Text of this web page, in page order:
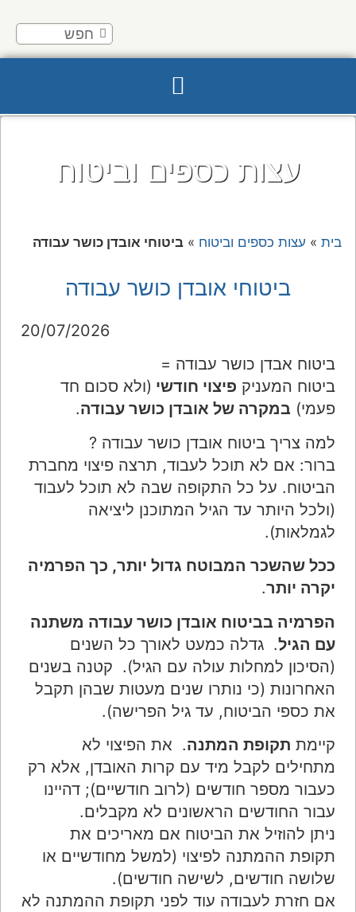
עצות כספים וביטוח
בית » עצות כספים וביטוח » ביטוחי אובדן כושר עבודה
ביטוחי אובדן כושר עבודה
20/07/2026
ביטוח אבדן כושר עבודה =
ביטוח המעניק פיצוי חודשי (ולא סכום חד
פעמי) במקרה של אובדן כושר עבודה.
למה צריך ביטוח אובדן כושר עבודה ?
ברור: אם לא תוכל לעבוד, תרצה פיצוי מחברת
הביטוח. על כל התקופה שבה לא תוכל לעבוד
(ולכל היותר עד הגיל המתוכנן ליציאה
לגמלאות).
ככל שהשכר המבוטח גדול יותר, כך הפרמיה
יקרה יותר.
הפרמיה בביטוח אובדן כושר עבודה משתנה
עם הגיל. גדלה כמעט לאורך כל השנים
(הסיכון למחלות עולה עם הגיל). קטנה בשנים
האחרונות (כי נותרו שנים מעטות שבהן תקבל
את כספי הביטוח, עד גיל הפרישה).
קיימת תקופת המתנה. את הפיצוי לא
מתחילים לקבל מיד עם קרות האובדן, אלא רק
כעבור מספר חודשים (לרוב חודשיים); דהיינו
עבור החודשים הראשונים לא מקבלים.
ניתן להוזיל את הביטוח אם מאריכים את
תקופת ההמתנה לפיצוי (למשל מחודשיים או
שלושה חודשים, לשישה חודשים).
אם חזרת לעבודה עוד לפני תקופת ההמתנה לא